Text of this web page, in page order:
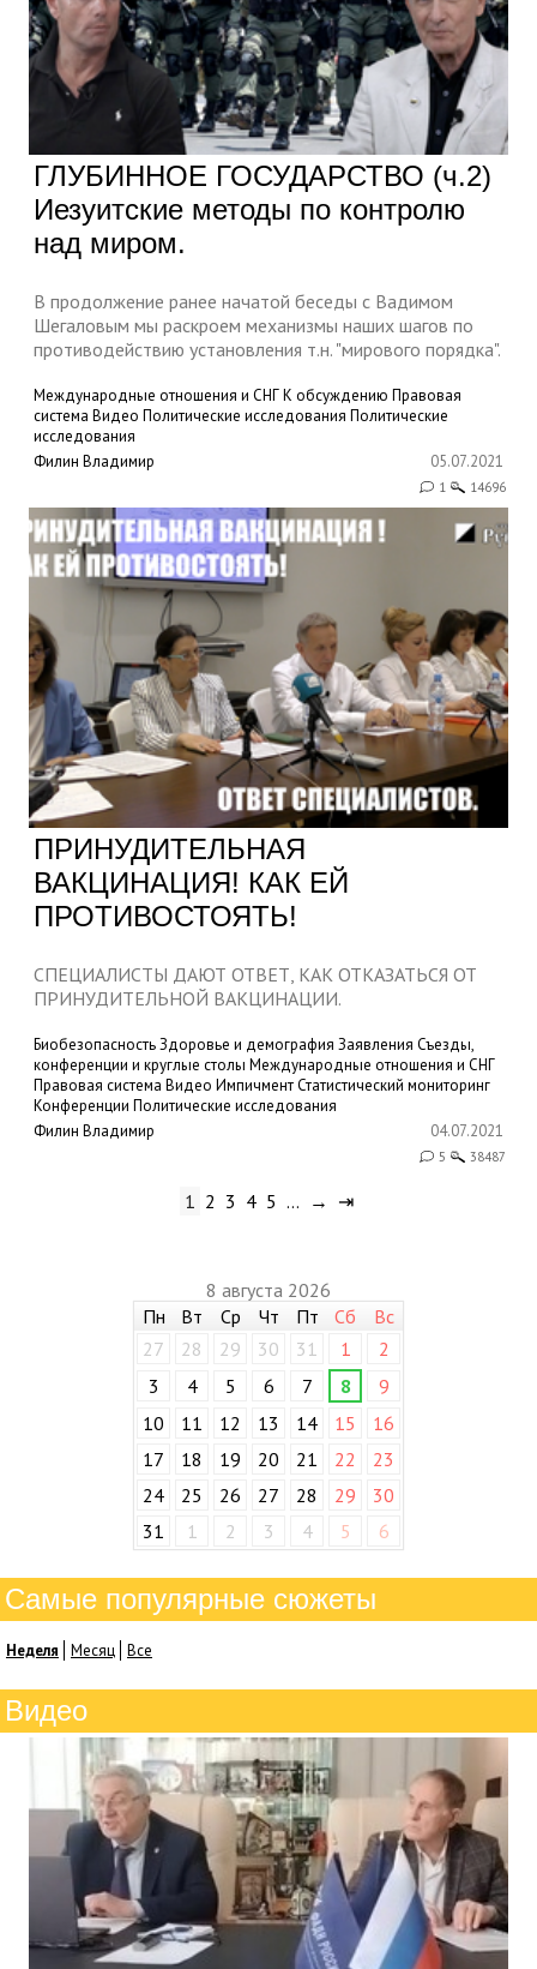
ГЛУБИННОЕ ГОСУДАРСТВО (ч.2)
Иезуитские методы по контролю
над миром.
В продолжение ранее начатой беседы с Вадимом
Шегаловым мы раскроем механизмы наших шагов по
противодействию установления т.н. "мирового порядка".
Международные отношения и СНГК обсуждению Правовая
система Видео Политические исследования Политические
исследования
Филин Владимир
05.07.2021
1 14696
ПРИНУДИТЕЛЬНАЯ
ВАКЦИНАЦИЯ! КАК ЕЙ
ПРОТИВОСТОЯТЬ!
СПЕЦИАЛИСТЫ ДАЮТ ОТВЕТ, КАК ОТКАЗАТЬСЯ ОТ
ПРИНУДИТЕЛЬНОЙ ВАКЦИНАЦИИ.
БиобезопасностьЗдоровье и демография Заявления Съезды,
конференции и круглые столы Международные отношения и СНГ
Правовая система Видео ИмпичментСтатистический мониторинг
Конференции Политические исследования
Филин Владимир
04.07.2021
5 38487
1 2 3 4 5 … → ⇥
8 августа 2026
Пн
Вт Ср Чт Пт Сб
Вс
27
28 29 30 31 1
2
3
4 5 6 7 8
9
10
11 12 13 14 15
16
17
18 19 20 21 22
23
24
25 26 27 28 29
30
31
1 2 3 4 5 6
Самые популярные сюжеты
Неделя Месяц Все
Видео